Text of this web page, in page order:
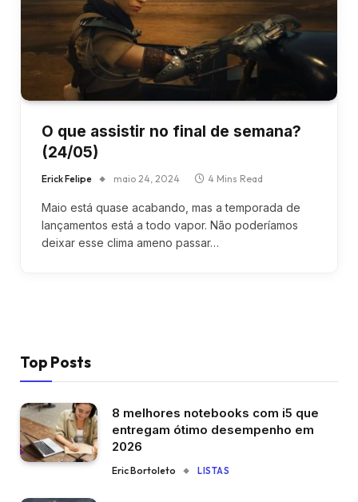
O que assistir no final de semana?
(24/05)
Erick Felipe maio 24, 2024 4 Mins Read
Maio está quase acabando, mas a temporada de
lançamentos está a todo vapor. Não poderíamos
deixar esse clima ameno passar…
Top Posts
8 melhores notebooks com i5 que
entregam ótimo desempenho em
2026
Eric Bortoleto LISTAS